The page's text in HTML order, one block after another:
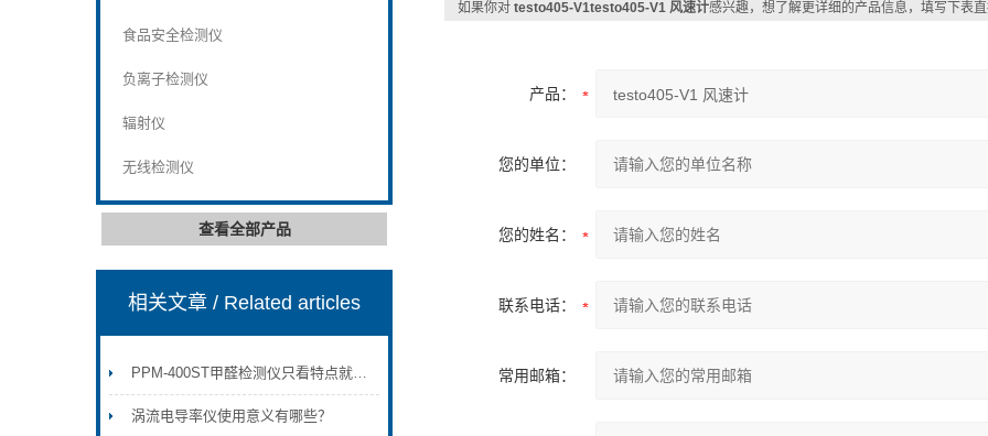
食品安全检测仪
负离子检测仪
辐射仪
无线检测仪
查看全部产品
相关文章/ Related articles
PPM-400ST甲醛检测仪只看特点就能了解这个仪器
涡流电导率仪使用意义有哪些？
如果你对 testo405-V1testo405-V1 风速计感兴趣，想了解更详细的产品信息，填写下表直
产品：
您的单位：
您的姓名：
联系电话：
常用邮箱：